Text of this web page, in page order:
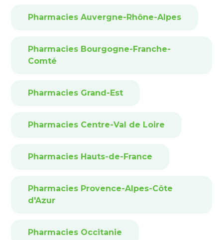
Pharmacies Auvergne-Rhône-Alpes
Pharmacies Bourgogne-Franche-
Comté
Pharmacies Grand-Est
Pharmacies Centre-Val de Loire
Pharmacies Hauts-de-France
Pharmacies Provence-Alpes-Côte
d'Azur
Pharmacies Occitanie